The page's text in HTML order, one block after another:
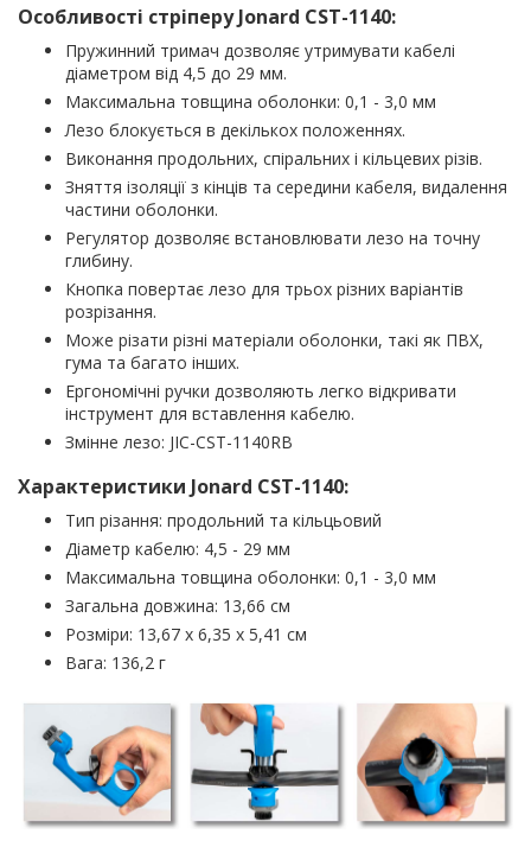
Особливості стріперуJonard CST-1140:
Пружинний тримач дозволяє утримувати кабелі
діаметром від 4,5 до 29 мм.
Максимальна товщина оболонки: 0,1 - 3,0 мм
Лезо блокується в декількох положеннях.
Виконання продольних, спіральних і кільцевих різів.
Зняття ізоляції з кінців та середини кабеля, видалення
частини оболонки.
Регулятор дозволяє встановлювати лезо на точну
глибину.
Кнопка повертає лезо для трьох різних варіантів
розрізання.
Може різати різні матеріали оболонки, такі як ПВХ,
гума та багато інших.
Ергономічні ручки дозволяють легко відкривати
інструмент для вставлення кабелю.
Змінне лезо: JIC-CST-1140RB
Характеристики Jonard CST-1140:
Тип різання: продольний та кільцьовий
Діаметр кабелю: 4,5 - 29 мм
Максимальна товщина оболонки: 0,1 - 3,0 мм
Загальна довжина: 13,66 см
Розміри: 13,67 х 6,35 х 5,41 см
Вага: 136,2 г